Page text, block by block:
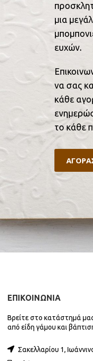
μια
ευχών.
να σας
κάθε
το κάθε
ΕΠΙΚΟΙΝΩΝΙΑ
Βρείτε στο κατάστημά
από είδη γάμου και
Σακελλαρίου 1,